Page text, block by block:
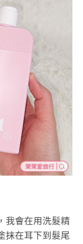
我會在用洗髮精
抹在耳下到髮尾